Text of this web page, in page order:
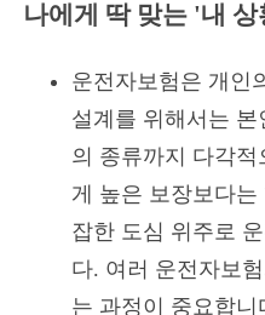
나에게 딱 맞는 '내
운전자보험은 개인
설계를 위해서는
의 종류까지 다각
게 높은 보장보다
잡한 도심 위주로
다. 여러 운전자보
는 과정이 중요합니